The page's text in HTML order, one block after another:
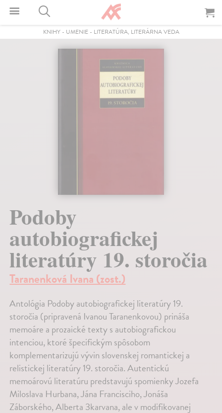
KNIHY- UMENIE- LITERATÚRA, LITERÁRNA VEDA
Podoby
autobiografickej
literatúry 19. storočia
Taranenková Ivana (zost.)
Antológia Podoby autobiografickej literatúry 19.
storočia (pripravená Ivanou Taranenkovou) prináša
memoáre a prozaické texty s autobiografickou
intenciou, ktoré špecifickým spôsobom
komplementarizujú vývin slovenskej romantickej a
relistickej literatúry 19. storočia. Autentickú
memoárovú literatúru predstavujú spomienky Jozefa
Miloslava Hurbana, Jána Francisciho, Jonáša
Záborského, Alberta 3karvana, ale v modifikovanej